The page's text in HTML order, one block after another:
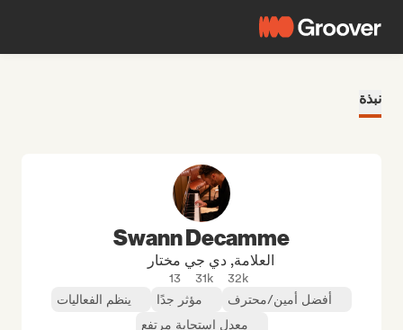
نبذة
Swann Decamme
العلامة, دي جي مختار
32k
31k
13
أفضل أمين/محترف
مؤثر جدًا
ينظم الفعاليات
معدل استجابة مرتفع